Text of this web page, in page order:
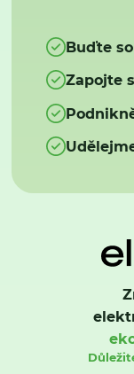
Buďte
Zapojte